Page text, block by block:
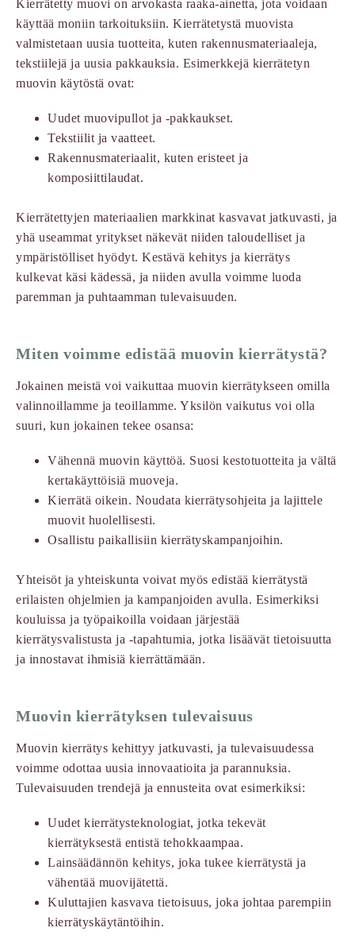
Kierrätetty muovi on arvokasta raaka-ainetta, jota voidaan
käyttää moniin tarkoituksiin. Kierrätetystä muovista
valmistetaan uusia tuotteita, kuten rakennusmateriaaleja,
tekstiilejä ja uusia pakkauksia. Esimerkkejä kierrätetyn
muovin käytöstä ovat:
Uudet muovipullot ja -pakkaukset.
Tekstiilit ja vaatteet.
Rakennusmateriaalit, kuten eristeet ja
komposiittilaudat.
Kierrätettyjen materiaalien markkinat kasvavat jatkuvasti, ja
yhä useammat yritykset näkevät niiden taloudelliset ja
ympäristölliset hyödyt. Kestävä kehitys ja kierrätys
kulkevat käsi kädessä, ja niiden avulla voimme luoda
paremman ja puhtaamman tulevaisuuden.
Miten voimme edistää muovin kierrätystä?
Jokainen meistä voi vaikuttaa muovin kierrätykseen omilla
valinnoillamme ja teoillamme. Yksilön vaikutus voi olla
suuri, kun jokainen tekee osansa:
Vähennä muovin käyttöä. Suosi kestotuotteita ja vältä
kertakäyttöisiä muoveja.
Kierrätä oikein. Noudata kierrätysohjeita ja lajittele
muovit huolellisesti.
Osallistu paikallisiin kierrätyskampanjoihin.
Yhteisöt ja yhteiskunta voivat myös edistää kierrätystä
erilaisten ohjelmien ja kampanjoiden avulla. Esimerkiksi
kouluissa ja työpaikoilla voidaan järjestää
kierrätysvalistusta ja -tapahtumia, jotka lisäävät tietoisuutta
ja innostavat ihmisiä kierrättämään.
Muovin kierrätyksen tulevaisuus
Muovin kierrätys kehittyy jatkuvasti, ja tulevaisuudessa
voimme odottaa uusia innovaatioita ja parannuksia.
Tulevaisuuden trendejä ja ennusteita ovat esimerkiksi:
Uudet kierrätysteknologiat, jotka tekevät
kierrätyksestä entistä tehokkaampaa.
Lainsäädännön kehitys, joka tukee kierrätystä ja
vähentää muovijätettä.
Kuluttajien kasvava tietoisuus, joka johtaa parempiin
kierrätyskäytäntöihin.